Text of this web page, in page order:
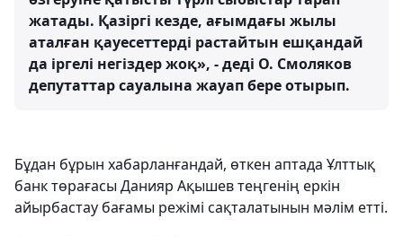
жатады. Қазіргі кезде, ағымдағы жылы
аталған қауесеттерді растайтын ешқандай
да іргелі негіздер жоқ», - деді О. Смоляков
депутаттар сауалына жауап бере отырып.
Бұдан бұрын хабарланғандай, өткен аптада Ұлттық
банк төрағасы Данияр Ақышев теңгенің еркін
айырбастау бағамы режімі сақталатынын мәлім етті.